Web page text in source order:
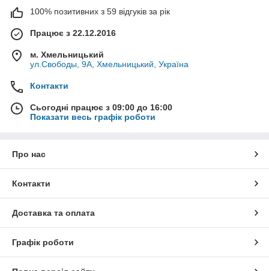
100% позитивних з 59 відгуків за рік
Працює з 22.12.2016
м. Хмельницький
ул.Свободы, 9А, Хмельницький, Україна
Контакти
Сьогодні працює з 09:00 до 16:00
Показати весь графік роботи
Про нас
Контакти
Доставка та оплата
Графік роботи